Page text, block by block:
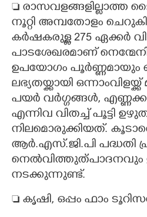
 രാസവളങ്ങളില്ലാത്ത
നൂറ്റി അമ്പതോളം
കർഷകരുള്ള 275 ഏക്കർ
പാടശേഖരമാണ്
ഉപയോഗം പൂർണ്ണമായും
ലഭ്യതയ്ക്കായി
പയർ വർഗ്ഗങ്ങൾ,
എന്നിവ വിതച്ച് പൂട്ടി
നിലമൊരുക്കിയത്.
ആർ.എസ്.ജി.പി പദ്ധതി
നെൽവിത്തുത്പാദനവും
നടക്കുന്നുണ്ട്.
 കൃഷി, ഒപ്പം ഫാം